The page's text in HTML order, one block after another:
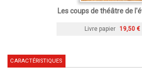
Les coups de théâtre de
Livre papier 19,50 €
CARACTÉRISTIQUES